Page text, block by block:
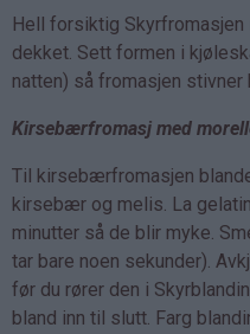
Hell forsiktig
dekket. Sett formen i
natten) så fromasjen stivner
Kirsebærfromasj med
Til kirsebærfromasjen
kirsebær og melis. La
minutter så de blir myke.
tar bare noen sekunder).
før du rører den i
bland inn til slutt. Farg